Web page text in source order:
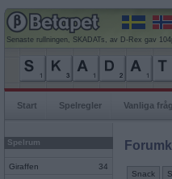
Senaste rullningen, SKADATs, av D-Rex gav
Start Spelregler Vanliga
Spelrum
Giraffen 34
Snack